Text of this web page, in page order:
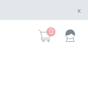
x
0